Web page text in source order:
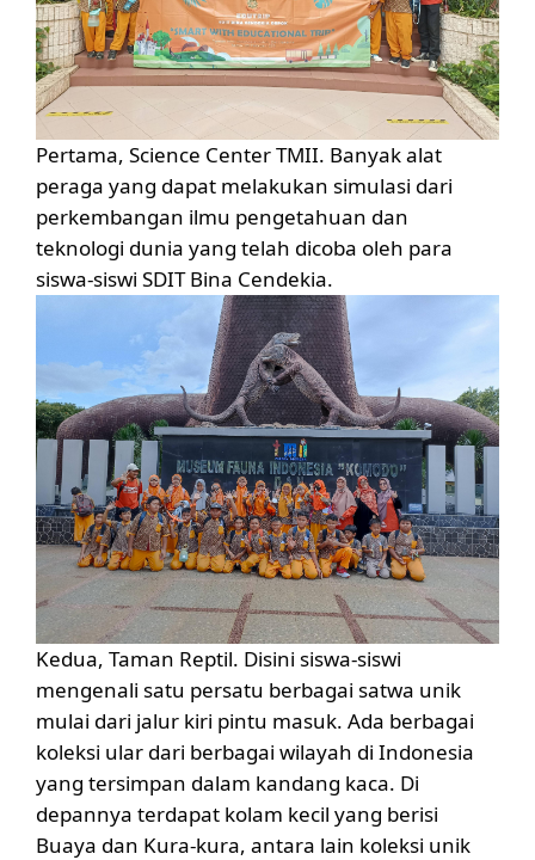
Pertama, Science Center TMII. Banyak alat
peraga yang dapat melakukan simulasi dari
perkembangan ilmu pengetahuan dan
teknologi dunia yang telah dicoba oleh para
siswa-siswi SDIT Bina Cendekia.
Kedua, Taman Reptil. Disini siswa-siswi
mengenali satu persatu berbagai satwa unik
mulai dari jalur kiri pintu masuk. Ada berbagai
koleksi ular dari berbagai wilayah di Indonesia
yang tersimpan dalam kandang kaca. Di
depannya terdapat kolam kecil yang berisi
Buaya dan Kura-kura, antara lain koleksi unik